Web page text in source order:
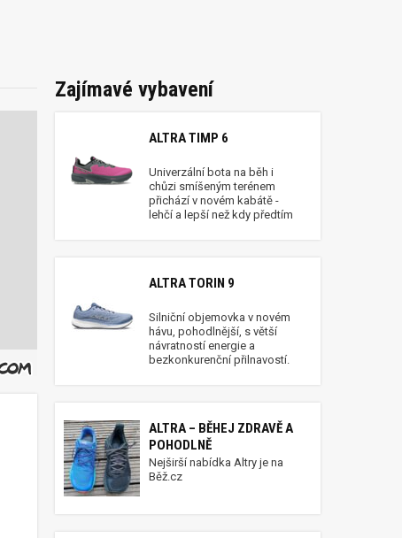
Zajímavé vybavení
ALTRA TIMP 6
Univerzální bota na běh i
chůzi smíšeným terénem
přichází v novém kabátě -
lehčí a lepší než kdy předtím
ALTRA TORIN 9
Silniční objemovka v novém
hávu, pohodlnější, s větší
návratností energie a
bezkonkurenční přilnavostí.
ALTRA – BĚHEJ ZDRAVĚ A
POHODLNĚ
Nejširší nabídka Altry je na
Běž.cz